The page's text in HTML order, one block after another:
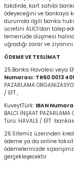
takdirde, kart sahibi
ödeyeceğini ve bankaya
durumda ilgili banka
ücretini ALICI’dan talep
temerrüde düşmesi
uğradığı zarar ve
ÖDEME VE TESLİMAT
25.Banka Havalesi veya
Numarası: TR60 0013
PAZARLAMA
/ EFT ,
KuveytTürk: IBAN
BALCI İNŞAAT PAZARLAMA
Türü: HAVALE / EFT
26.Sitemiz üzerinden
ödeme ya da online
ödemelerinizde
gerçekleşecektir